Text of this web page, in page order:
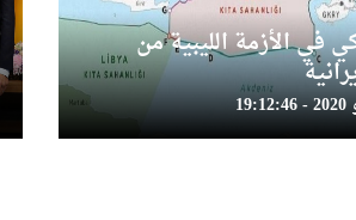
في الأزمة الليبية من